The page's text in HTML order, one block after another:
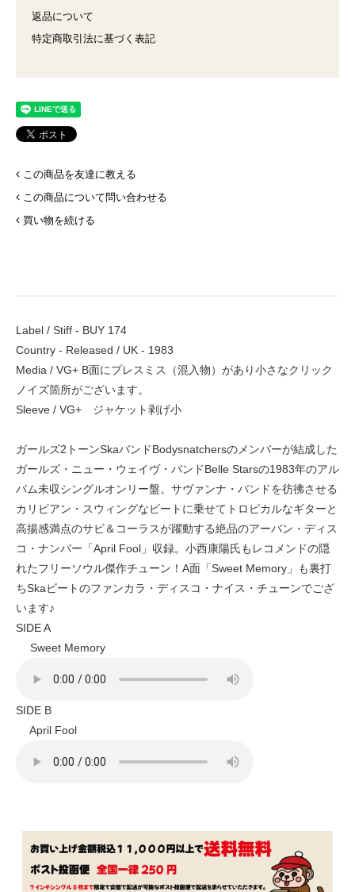
返品について
特定商取引法に基づく表記
この商品を友達に教える
この商品について問い合わせる
買い物を続ける
Label / Stiff - BUY 174
Country - Released / UK - 1983
Media / VG+ B面にプレスミス（混入物）があり小さなクリック
ノイズ箇所がございます。
Sleeve / VG+ ジャケット剥げ小
ガールズ2トーンSkaバンドBodysnatchersのメンバーが結成した
ガールズ・ニュー・ウェイヴ・バンドBelle Starsの1983年のアル
バム未収シングルオンリー盤。サヴァンナ・バンドを彷彿させる
カリビアン・スウィングなビートに乗せてトロピカルなギターと
高揚感満点のサビ＆コーラスが躍動する絶品のアーバン・ディス
コ・ナンバー「April Fool」収録。小西康陽氏もレコメンドの隠
れたフリーソウル傑作チューン！A面「Sweet Memory」も裏打
ちSkaビートのファンカラ・ディスコ・ナイス・チューンでござ
います♪
SIDE A
Sweet Memory
SIDE B
April Fool